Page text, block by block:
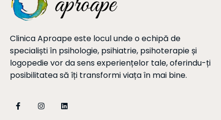
Clinica Aproape este locul unde o echipă de
specialiști în psihologie, psihiatrie, psihoterapie și
logopedie vor da sens experiențelor tale, oferindu-ți
posibilitatea să îți transformi viața în mai bine.